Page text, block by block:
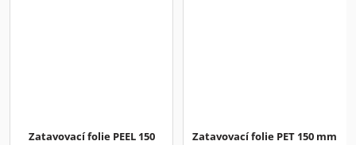
Zatavovací folie PEEL 150
Zatavovací folie PET 150 mm